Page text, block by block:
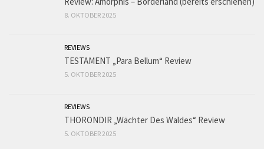
8. OKTOBER 2025
REVIEWS
TESTAMENT „Para Bellum“ Review
5. OKTOBER 2025
REVIEWS
THORONDIR „Wächter Des Waldes“ Review
5. OKTOBER 2025